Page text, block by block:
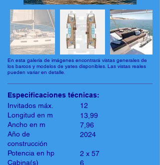
En esta galería de imágenes encontrará vistas generales de
los barcos y modelos de yates disponibles. Las vistas reales
pueden variar en detalle.
Especificaciones técnicas:
Invitados máx.
Longitud en m
Ancho en m
Año de
construcción
Potencia en hp
Cabina(s)
12
13,99
7,96
2024
2 x 57
6